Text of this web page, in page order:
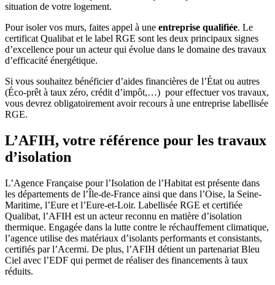
situation de votre logement.
Pour isoler vos murs, faites appel à une entreprise qualifiée. Le
certificat Qualibat et le label RGE sont les deux principaux signes
d’excellence pour un acteur qui évolue dans le domaine des travaux
d’efficacité énergétique.
Si vous souhaitez bénéficier d’aides financières de l’État ou autres
(Éco-prêt à taux zéro, crédit d’impôt,…) pour effectuer vos travaux,
vous devrez obligatoirement avoir recours à une entreprise labellisée
RGE.
L’AFIH, votre référence pour les travaux
d’isolation
L’Agence Française pour l’Isolation de l’Habitat est présente dans
les départements de l’Île-de-France ainsi que dans l’Oise, la Seine-
Maritime, l’Eure et l’Eure-et-Loir. Labellisée RGE et certifiée
Qualibat, l’AFIH est un acteur reconnu en matière d’isolation
thermique. Engagée dans la lutte contre le réchauffement climatique,
l’agence utilise des matériaux d’isolants performants et consistants,
certifiés par l’Acermi. De plus, l’AFIH détient un partenariat Bleu
Ciel avec l’EDF qui permet de réaliser des financements à taux
réduits.